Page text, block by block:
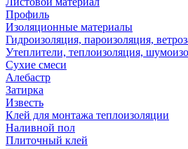
Профиль
Изоляционные материалы
Гидроизоляция, пароизоляция,
Утеплители, теплоизоляция,
Сухие смеси
Алебастр
Затирка
Известь
Клей для монтажа теплоизоляции
Наливной пол
Плиточный клей